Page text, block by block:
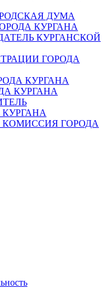
ДУМА
КУРГАНА
КУРГАНСКОЙ
ГОРОДА
КУРГАНА
КУРГАНА
КОМИССИЯ ГОРОДА